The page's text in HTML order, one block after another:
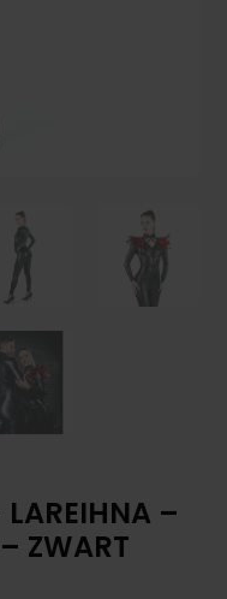
LAREIHNA –
ZWART